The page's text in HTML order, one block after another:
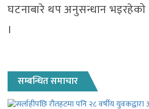
घटनाबारे थप अनुसन्धान भइरहेको
।
सम्बन्धित समाचार